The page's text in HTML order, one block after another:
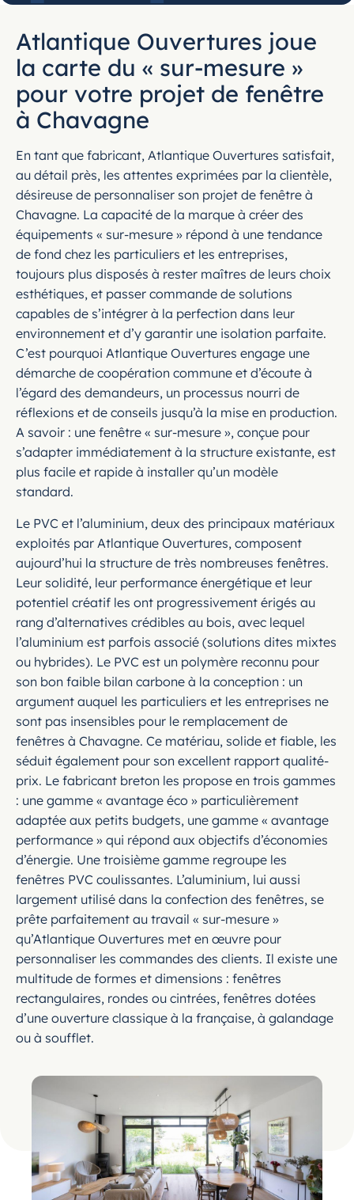
Atlantique Ouvertures joue
la carte du « sur-mesure »
pour votre projet de fenêtre
à Chavagne
En tant que fabricant, Atlantique Ouvertures satisfait,
au détail près, les attentes exprimées par la clientèle,
désireuse de personnaliser son projet de fenêtre à
Chavagne. La capacité de la marque à créer des
équipements « sur-mesure » répond à une tendance
de fond chez les particuliers et les entreprises,
toujours plus disposés à rester maîtres de leurs choix
esthétiques, et passer commande de solutions
capables de s’intégrer à la perfection dans leur
environnement et d’y garantir une isolation parfaite.
C’est pourquoi Atlantique Ouvertures engage une
démarche de coopération commune et d’écoute à
l’égard des demandeurs, un processus nourri de
réflexions et de conseils jusqu’à la mise en production.
A savoir : une fenêtre « sur-mesure », conçue pour
s’adapter immédiatement à la structure existante, est
plus facile et rapide à installer qu’un modèle
standard.
Le PVC et l’aluminium, deux des principaux matériaux
exploités par Atlantique Ouvertures, composent
aujourd’hui la structure de très nombreuses fenêtres.
Leur solidité, leur performance énergétique et leur
potentiel créatif les ont progressivement érigés au
rang d’alternatives crédibles au bois, avec lequel
l’aluminium est parfois associé (solutions dites mixtes
ou hybrides). Le PVC est un polymère reconnu pour
son bon faible bilan carbone à la conception : un
argument auquel les particuliers et les entreprises ne
sont pas insensibles pour le remplacement de
fenêtres à Chavagne. Ce matériau, solide et fiable, les
séduit également pour son excellent rapport qualité-
prix. Le fabricant breton les propose en trois gammes
: une gamme « avantage éco » particulièrement
adaptée aux petits budgets, une gamme « avantage
performance » qui répond aux objectifs d’économies
d’énergie. Une troisième gamme regroupe les
fenêtres PVC coulissantes. L’aluminium, lui aussi
largement utilisé dans la confection des fenêtres, se
prête parfaitement au travail « sur-mesure »
qu’Atlantique Ouvertures met en œuvre pour
personnaliser les commandes des clients. Il existe une
multitude de formes et dimensions : fenêtres
rectangulaires, rondes ou cintrées, fenêtres dotées
d’une ouverture classique à la française, à galandage
ou à soufflet.